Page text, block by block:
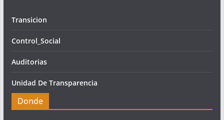
Transicion
Control_Social
Auditorias
Unidad De Transparencia
Donde